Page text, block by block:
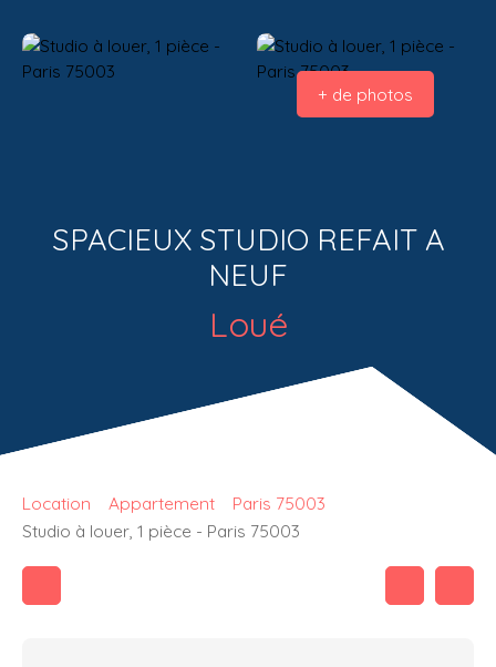
+ de photos
SPACIEUX STUDIO REFAIT A
NEUF
Loué
Location Appartement
Paris 75003
Studio à louer, 1 pièce - Paris 75003